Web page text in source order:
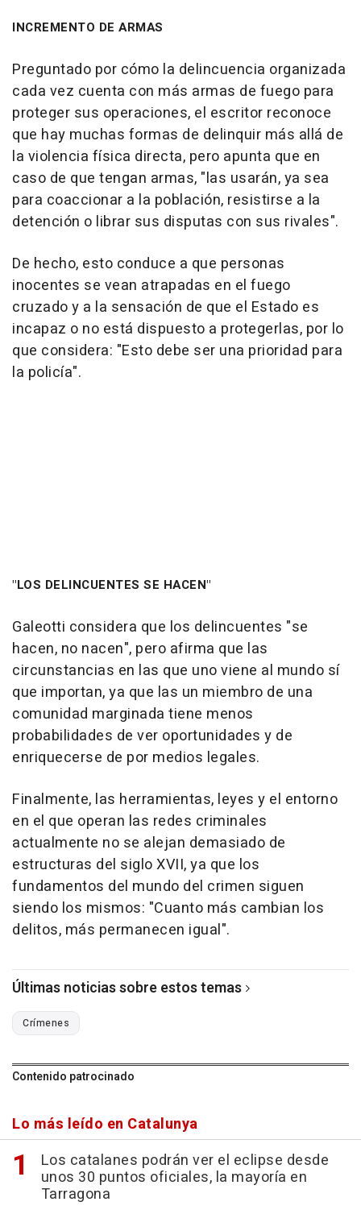
INCREMENTO DE ARMAS
Preguntado por cómo la delincuencia organizada
cada vez cuenta con más armas de fuego para
proteger sus operaciones, el escritor reconoce
que hay muchas formas de delinquir más allá de
la violencia física directa, pero apunta que en
caso de que tengan armas, "las usarán, ya sea
para coaccionar a la población, resistirse a la
detención o librar sus disputas con sus rivales".
De hecho, esto conduce a que personas
inocentes se vean atrapadas en el fuego
cruzado y a la sensación de que el Estado es
incapaz o no está dispuesto a protegerlas, por lo
que considera: "Esto debe ser una prioridad para
la policía".
"LOS DELINCUENTES SE HACEN"
Galeotti considera que los delincuentes "se
hacen, no nacen", pero afirma que las
circunstancias en las que uno viene al mundo sí
que importan, ya que las un miembro de una
comunidad marginada tiene menos
probabilidades de ver oportunidades y de
enriquecerse de por medios legales.
Finalmente, las herramientas, leyes y el entorno
en el que operan las redes criminales
actualmente no se alejan demasiado de
estructuras del siglo XVII, ya que los
fundamentos del mundo del crimen siguen
siendo los mismos: "Cuanto más cambian los
delitos, más permanecen igual".
Últimas noticias sobre estos temas
Crímenes
Contenido patrocinado
Lo más leído en Catalunya
Los catalanes podrán ver el eclipse desde
unos 30 puntos oficiales, la mayoría en
Tarragona